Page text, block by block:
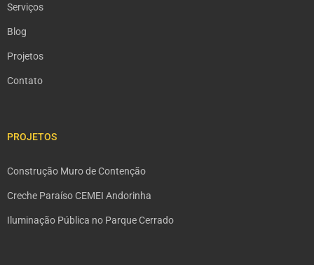
Serviços
Blog
Projetos
Contato
PROJETOS
Construção Muro de Contenção
Creche Paraíso CEMEI Andorinha
Iluminação Pública no Parque Cerrado